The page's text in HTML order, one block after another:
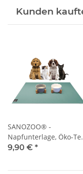
Kunden
SANOZOO® -
Napfunterlage, Öko-
Rechteckig 30 x 40 cm
9,90 € *